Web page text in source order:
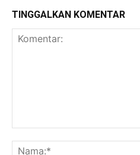
TINGGALKAN KOMENTAR